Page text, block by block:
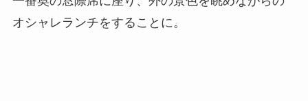
オシャレランチをすることに。